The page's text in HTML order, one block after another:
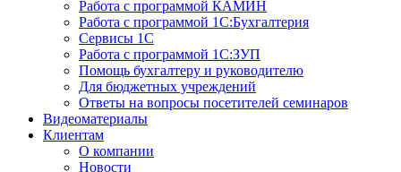
Работа с программой КАМИН
Работа с программой 1С:Бухгалтерия
Сервисы 1С
Работа с программой 1С:ЗУП
Помощь бухгалтеру и руководителю
Для бюджетных учреждений
Ответы на вопросы посетителей семинаров
Видеоматериалы
Клиентам
О компании
Новости